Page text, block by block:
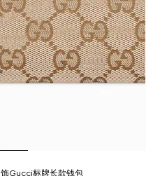
饰Gucci标牌长款钱包